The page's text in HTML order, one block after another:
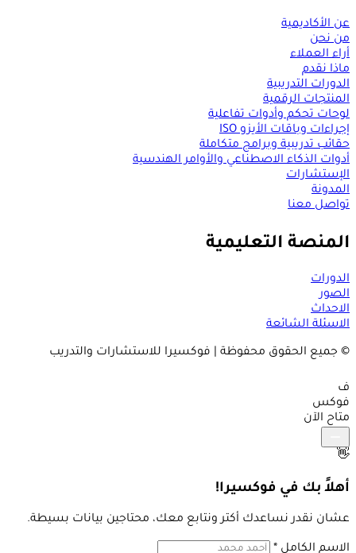
عن الأكاديمية
من نحن
أراء العملاء
ماذا نقدم
الدورات التدريبية
المنتجات الرقمية
لوحات تحكم وأدوات تفاعلية
إجراءات وباقات الأيزو ISO
حقائب تدريبية وبرامج متكاملة
أدوات الذكاء الاصطناعي والأوامر الهندسية
الإستشارات
المدونة
تواصل معنا
المنصة التعليمية
الدورات
الصور
الاحداث
الاسئلة الشائعة
© جميع الحقوق محفوظة | فوكسيرا للاستشارات والتدريب
ف
فوكس
متاح الآن
👋
أهلاً بك في فوكسيرا!
عشان نقدر نساعدك أكتر ونتابع معك، محتاجين بيانات بسيطة.
الاسم الكامل *